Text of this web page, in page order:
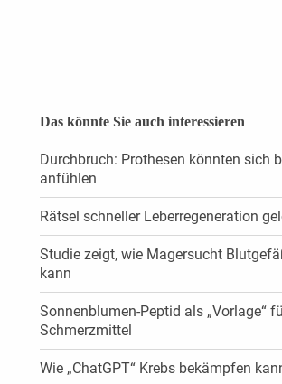
Das könnte Sie auch interessieren
Durchbruch: Prothesen könnten sich
anfühlen
Rätsel schneller Leberregeneration
Studie zeigt, wie Magersucht
kann
Sonnenblumen-Peptid als „Vorlage“
Schmerzmittel
Wie „ChatGPT“ Krebs bekämpfen